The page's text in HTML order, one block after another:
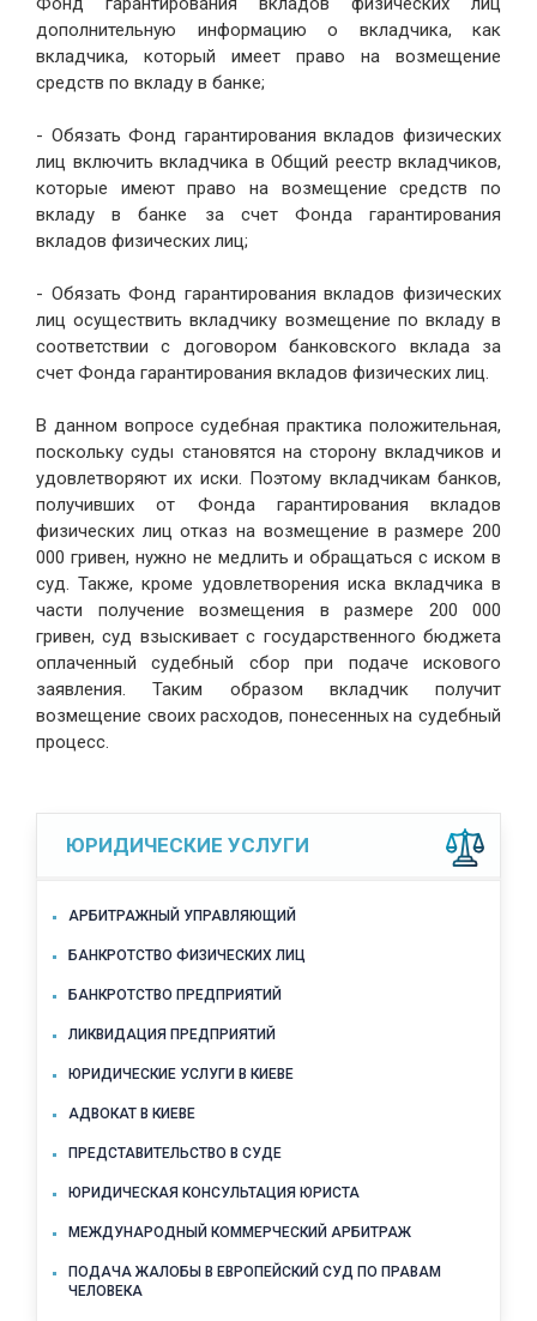
дополнительную информацию о вкладчика, как
вкладчика, который имеет право на возмещение
средств по вкладу в банке;
- Обязать Фонд гарантирования вкладов физических
лиц включить вкладчика в Общий реестр вкладчиков,
которые имеют право на возмещение средств по
вкладу в банке за счет Фонда гарантирования
вкладов физических лиц;
- Обязать Фонд гарантирования вкладов физических
лиц осуществить вкладчику возмещение по вкладу в
соответствии с договором банковского вклада за
счет Фонда гарантирования вкладов физических лиц.
В данном вопросе судебная практика положительная,
поскольку суды становятся на сторону вкладчиков и
удовлетворяют их иски. Поэтому вкладчикам банков,
получивших от Фонда гарантирования вкладов
физических лиц отказ на возмещение в размере 200
000 гривен, нужно не медлить и обращаться с иском в
суд. Также, кроме удовлетворения иска вкладчика в
части получение возмещения в размере 200 000
гривен, суд взыскивает с государственного бюджета
оплаченный судебный сбор при подаче искового
заявления. Таким образом вкладчик получит
возмещение своих расходов, понесенных на судебный
процесс.
ЮРИДИЧЕСКИЕ УСЛУГИ
АРБИТРАЖНЫЙ УПРАВЛЯЮЩИЙ
БАНКРОТСТВО ФИЗИЧЕСКИХ ЛИЦ
БАНКРОТСТВО ПРЕДПРИЯТИЙ
ЛИКВИДАЦИЯ ПРЕДПРИЯТИЙ
ЮРИДИЧЕСКИЕ УСЛУГИ В КИЕВЕ
АДВОКАТ В КИЕВЕ
ПРЕДСТАВИТЕЛЬСТВО В СУДЕ
ЮРИДИЧЕСКАЯ КОНСУЛЬТАЦИЯ ЮРИСТА
МЕЖДУНАРОДНЫЙ КОММЕРЧЕСКИЙ АРБИТРАЖ
ПОДАЧА ЖАЛОБЫ В ЕВРОПЕЙСКИЙ СУД ПО ПРАВАМ
ЧЕЛОВЕКА